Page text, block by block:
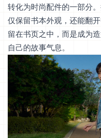
转化为时尚配件的一部分
仅保留书本外观，还能翻
留在书页之中，而是成为
自己的故事气息。